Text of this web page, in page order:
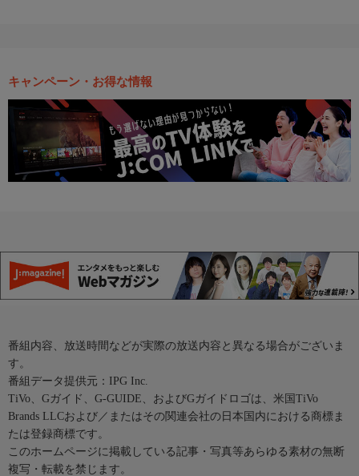
キャンペーン・お得な情報
番組内容、放送時間などが実際の放送内容と異なる場合がございま
す。
番組データ提供元：IPG Inc.
TiVo、Gガイド、G-GUIDE、およびGガイドロゴは、米国TiVo
Brands LLCおよび／またはその関連会社の日本国内における商標ま
たは登録商標です。
このホームページに掲載している記事・写真等あらゆる素材の無断
複写・転載を禁じます。